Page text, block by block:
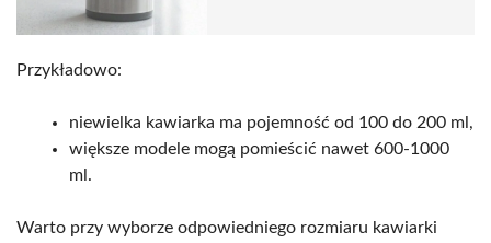
Przykładowo:
niewielka kawiarka ma pojemność od 100 do 200 ml,
większe modele mogą pomieścić nawet 600-1000
ml.
Warto przy wyborze odpowiedniego rozmiaru kawiarki